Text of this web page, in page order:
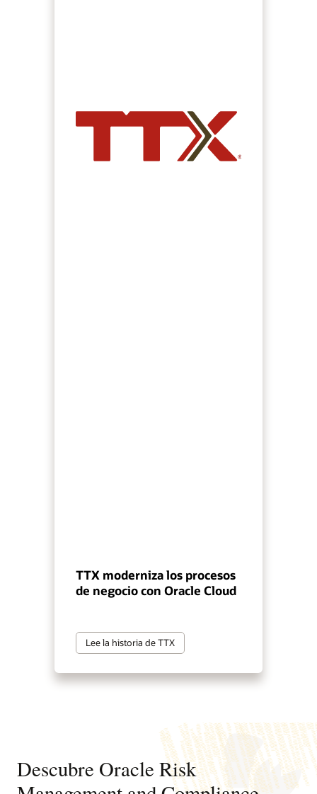
TTX moderniza los procesos
de negocio con Oracle Cloud
Lee la historia de TTX
Descubre Oracle Risk